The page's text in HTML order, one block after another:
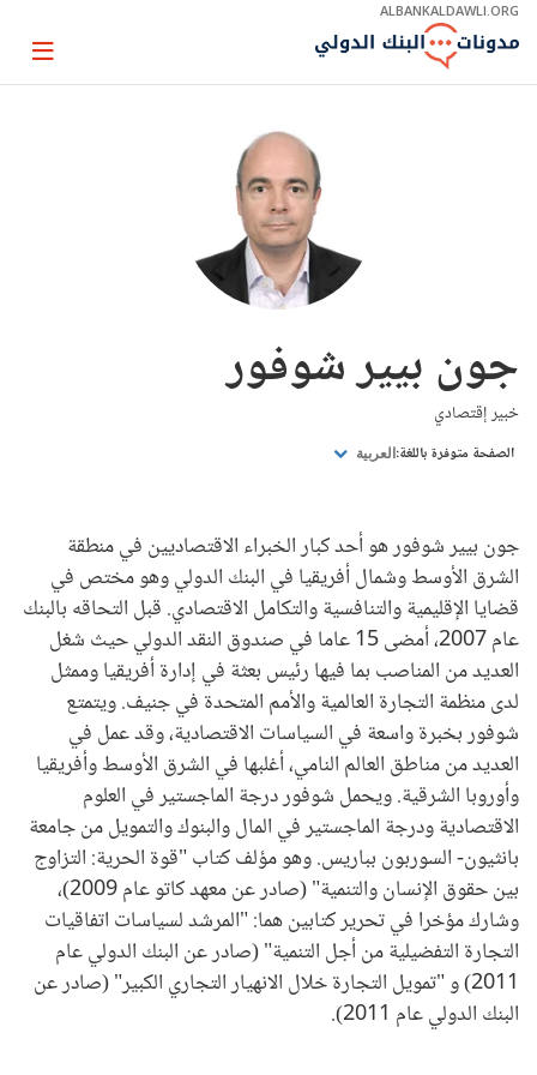
Skip
Main
ALBANKALDAWLI.ORG
Page
جون بيير شوفور
خبير إقتصادي
الصفحة متوفرة باللغة: العربية
جون بيير شوفور هو أحد كبار الخبراء الاقتصاديين في منطقة
الشرق الأوسط وشمال أفريقيا في البنك الدولي وهو مختص في
قضايا الإقليمية والتنافسية والتكامل الاقتصادي. قبل التحاقه بالبنك
عام 2007، أمضى 15 عاما في صندوق النقد الدولي حيث شغل
العديد من المناصب بما فيها رئيس بعثة في إدارة أفريقيا وممثل
لدى منظمة التجارة العالمية والأمم المتحدة في جنيف. ويتمتع
شوفور بخبرة واسعة في السياسات الاقتصادية، وقد عمل في
العديد من مناطق العالم النامي، أغلبها في الشرق الأوسط وأفريقيا
وأوروبا الشرقية. ويحمل شوفور درجة الماجستير في العلوم
الاقتصادية ودرجة الماجستير في المال والبنوك والتمويل من جامعة
بانثيون- السوربون بباريس. وهو مؤلف كتاب "قوة الحرية: التزاوج
بين حقوق الإنسان والتنمية" (صادر عن معهد كاتو عام 2009)،
وشارك مؤخرا في تحرير كتابين هما: "المرشد لسياسات اتفاقيات
التجارة التفضيلية من أجل التنمية" (صادر عن البنك الدولي عام
2011) و "تمويل التجارة خلال الانهيار التجاري الكبير" (صادر عن
البنك الدولي عام 2011).